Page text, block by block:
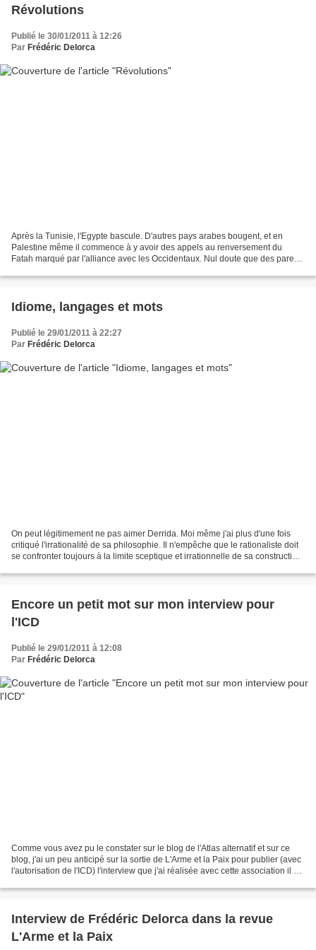
Révolutions
Publié le 30/01/2011 à 12:26
Par Frédéric Delorca
Après la Tunisie, l'Egypte bascule. D'autres pays arabes bougent, et en
Palestine même il commence à y avoir des appels au renversement du
Fatah marqué par l'alliance avec les Occidentaux. Nul doute que des pare-
Idiome, langages et mots
Publié le 29/01/2011 à 22:27
Par Frédéric Delorca
On peut légitimement ne pas aimer Derrida. Moi même j'ai plus d'une fois
critiqué l'irrationalité de sa philosophie. Il n'empêche que le rationaliste doit
se confronter toujours à la limite sceptique et irrationnelle de sa construction
Encore un petit mot sur mon interview pour
l'ICD
Publié le 29/01/2011 à 12:08
Par Frédéric Delorca
Comme vous avez pu le constater sur le blog de l'Atlas alternatif et sur ce
blog, j'ai un peu anticipé sur la sortie de L'Arme et la Paix pour publier (avec
l'autorisation de l'ICD) l'interview que j'ai réalisée avec cette association il y a
Interview de Frédéric Delorca dans la revue
L'Arme et la Paix